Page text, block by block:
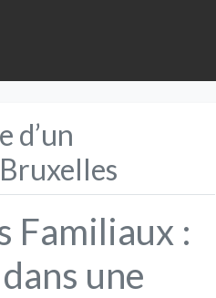
d’un
Familiaux :
une